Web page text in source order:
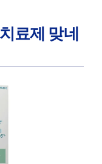
료제 맞네